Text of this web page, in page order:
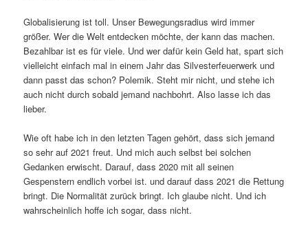
Globalisierung ist toll. Unser Bewegungsradius wird immer
größer. Wer die Welt entdecken möchte, der kann das machen.
Bezahlbar ist es für viele. Und wer dafür kein Geld hat, spart sich
vielleicht einfach mal in einem Jahr das Silvesterfeuerwerk und
dann passt das schon? Polemik. Steht mir nicht, und stehe ich
auch nicht durch sobald jemand nachbohrt. Also lasse ich das
lieber.
Wie oft habe ich in den letzten Tagen gehört, dass sich jemand
so sehr auf 2021 freut. Und mich auch selbst bei solchen
Gedanken erwischt. Darauf, dass 2020 mit all seinen
Gespenstern endlich vorbei ist. und darauf dass 2021 die Rettung
bringt. Die Normalität zurück bringt. Ich glaube nicht. Und ich
wahrscheinlich hoffe ich sogar, dass nicht.